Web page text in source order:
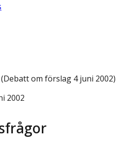
om förslag 4 juni 2002)
2002